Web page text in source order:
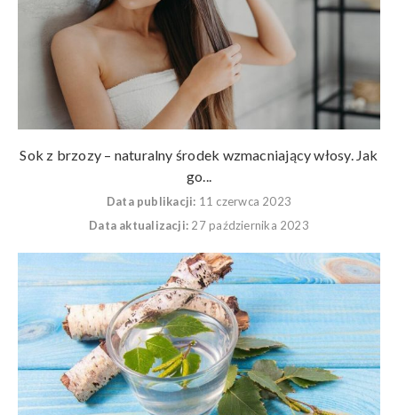
Sok z brzozy – naturalny środek wzmacniający włosy. Jak
go...
Data publikacji: 11 czerwca 2023
Data aktualizacji: 27 października 2023